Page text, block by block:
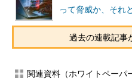
って脅威か、それ
過去の連載記事
関連資料（ホワイトペーパ